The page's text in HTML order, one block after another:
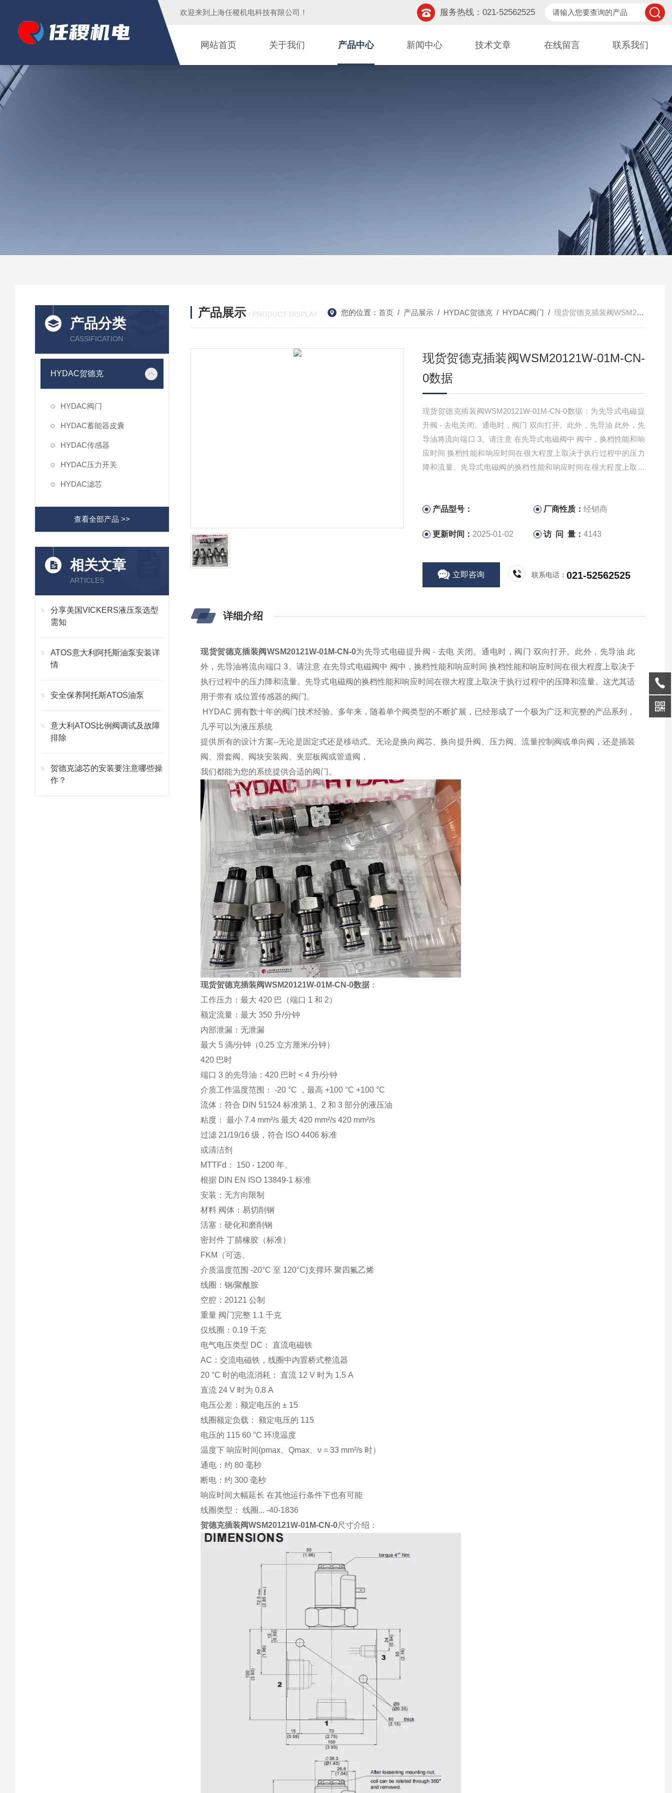
欢迎来到 上海任稷机电科技有限公司 ！ 服务热线：021-52562525
网站首页 关于我们 产品中心 新闻中心 技术文章 在线留言 联系我们
产品分类
CASSIFICATION
HYDAC贺德克
HYDAC阀门
HYDAC蓄能器皮囊
HYDAC传感器
HYDAC压力开关
HYDAC滤芯
查看全部产品 >>
相关文章
ARTICLES
分享美国VICKERS液压泵选型
需知
ATOS意大利阿托斯油泵安装详
情
安全保养阿托斯ATOS油泵
意大利ATOS比例阀调试及故障
排除
贺德克滤芯的安装要注意哪些操
作？
产品展示 / PRODUCT DISPLAY 您的位置： 首页/ 产品展示/ HYDAC贺德克/ HYDAC阀门 / 现货贺德克插装阀WSM20121W-01M-CN-0数据
现货贺德克插装阀WSM20121W-01M-CN-
0数据
现货贺德克插装阀WSM20121W-01M-CN-0数据：为先导式电磁提
升阀 - 去电关闭。通电时，阀门 双向打开。此外，先导油 此外，先
导油将流向端口 3。请注意 在先导式电磁阀中 阀中，换档性能和响
应时间 换档性能和响应时间在很大程度上取决于执行过程中的压力
降和流量。先导式电磁阀的换档性能和响应时间在很大程度上取决
产品型号：
厂商性质：经销商
更新时间： 2025-01-02 访 问 量：4143
立即咨询 联系电话：021-52562525
详细介绍
现货贺德克插装阀WSM20121W-01M-CN-0为先导式电磁提升阀 - 去电 关闭。通电时，阀门 双向打开。此外，先导油 此
外，先导油将流向端口 3。请注意 在先导式电磁阀中 阀中，换档性能和响应时间 换档性能和响应时间在很大程度上取决于
执行过程中的压力降和流量。先导式电磁阀的换档性能和响应时间在很大程度上取决于执行过程中的压降和流量。这尤其适
用于带有 或位置传感器的阀门。
HYDAC 拥有数十年的阀门技术经验。多年来，随着单个阀类型的不断扩展，已经形成了一个极为广泛和完整的产品系列，
几乎可以为液压系统
提供所有的设计方案--无论是固定式还是移动式。无论是换向阀芯、换向提升阀、压力阀、流量控制阀或单向阀，还是插装
阀、滑套阀、阀块安装阀、夹层板阀或管道阀，
我们都能为您的系统提供合适的阀门。
现货贺德克插装阀WSM20121W-01M-CN-0数据 ：
工作压力：最大 420 巴（端口 1 和 2）
额定流量：最大 350 升/分钟
内部泄漏：无泄漏
最大 5 滴/分钟（0.25 立方厘米/分钟）
420 巴时
端口 3 的先导油：420 巴时 < 4 升/分钟
介质工作温度范围： -20 °C ，最高 +100 °C +100 °C
流体：符合 DIN 51524 标准第 1、2 和 3 部分的液压油
粘度： 最小 7.4 mm²/s 最大 420 mm²/s 420 mm²/s
过滤 21/19/16 级，符合 ISO 4406 标准
或清洁剂
MTTFd： 150 - 1200 年、
根据 DIN EN ISO 13849-1 标准
安装：无方向限制
材料 阀体：易切削钢
活塞：硬化和磨削钢
密封件 丁腈橡胶（标准）
FKM（可选、
介质温度范围 -20°C 至 120°C)支撑环 聚四氟乙烯
线圈：钢/聚酰胺
空腔：20121 公制
重量 阀门完整 1.1 千克
仅线圈：0.19 千克
电气电压类型 DC： 直流电磁铁
AC：交流电磁铁，线圈中内置桥式整流器
20 °C 时的电流消耗： 直流 12 V 时为 1.5 A
直流 24 V 时为 0.8 A
电压公差：额定电压的 ± 15
线圈额定负载： 额定电压的 115
电压的 115 60 °C 环境温度
温度下 响应时间(pmax、Qmax、ν = 33 mm²/s 时）
通电：约 80 毫秒
断电：约 300 毫秒
响应时间大幅延长 在其他运行条件下也有可能
线圈类型： 线圈... -40-1836
贺德克插装阀WSM20121W-01M-CN-0尺寸介绍：